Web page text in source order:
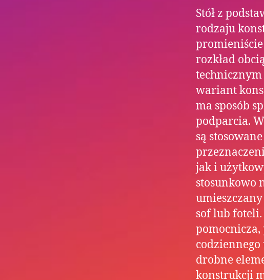
Stół z
rodzaju
promieniście
rozkład
wariant
ma sposób
podparcia.
są
jak i
stosunkowo
sof lub
pomocnicza,
drobne
konstrukcji